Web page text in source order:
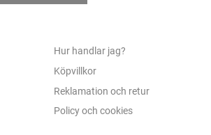
Hur handlar jag?
Köpvillkor
Reklamation och retur
Policy och cookies